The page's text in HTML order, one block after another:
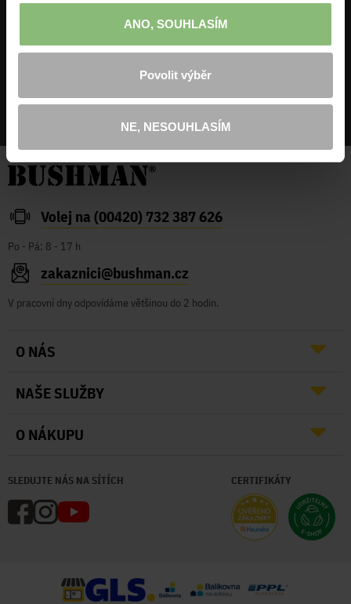
ANO, SOUHLASÍM
Povolit výběr
NE, NESOUHLASÍM
ODESLAT
zpracováním osobních údajů
Volej na (00420) 732 387 626
Po - Pá: 8 - 17 h
zakaznici@bushman.cz
V pracovní dny odpovídáme většinou do 2 hodin.
SLEDUJTE NÁS NA SÍTÍCH CERTIFIKÁTY
O NÁS
NAŠE SLUŽBY
O NÁKUPU